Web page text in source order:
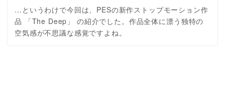
…というわけで今回は、PESの新作ストップモーション作
品 「The Deep」 の紹介でした。作品全体に漂う独特の
空気感が不思議な感覚ですよね。